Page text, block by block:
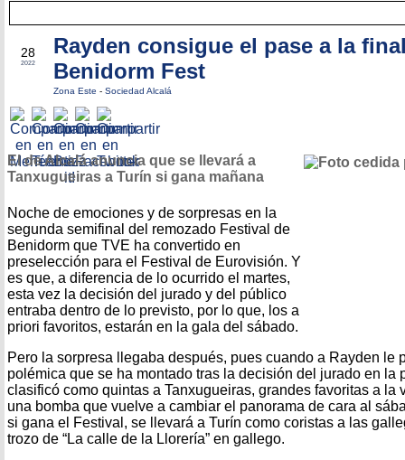
28
2022
Rayden consigue el pase a la
Benidorm Fest
Zona Este - Sociedad Alcalá
El de Alcalá anuncia que se llevará a
Tanxugueiras a Turín si gana mañana
Noche de emociones y de sorpresas en la
segunda semifinal del remozado Festival de
Benidorm que TVE ha convertido en
preselección para el Festival de Eurovisión. Y
es que, a diferencia de lo ocurrido el martes,
esta vez la decisión del jurado y del público
entraba dentro de lo previsto, por lo que, los a
priori favoritos, estarán en la gala del sábado.
Pero la sorpresa llegaba después, pues cuando a Rayden le
polémica que se ha montado tras la decisión del jurado en la
clasificó como quintas a Tanxugueiras, grandes favoritas a la
una bomba que vuelve a cambiar el panorama de cara al
si gana el Festival, se llevará a Turín como coristas a las
trozo de “La calle de la Llorería” en gallego.